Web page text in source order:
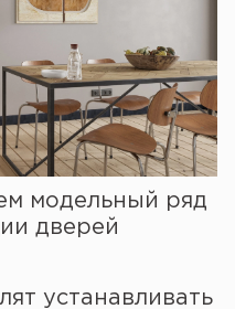
модельный ряд
дверей
устанавливать